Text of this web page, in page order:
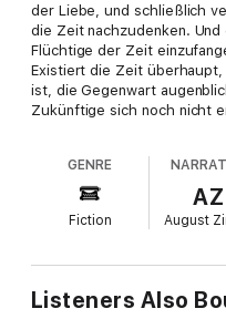
der Liebe, und schließlich
die Zeit nachzudenken.
Flüchtige der Zeit
Existiert die Zeit überhaupt,
ist, die Gegenwart
Zukünftige sich noch nicht
GENRE
Fiction
AZ
August
Listeners Also